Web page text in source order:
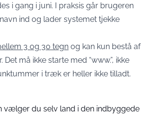
i gang i juni. I praksis går brugeren
ind og lader systemet tjekke
3 og 30 tegn og kan kun bestå af
må ikke starte med “www.”, ikke
i træk er heller ikke tilladt.
vælger du selv land i den indbyggede